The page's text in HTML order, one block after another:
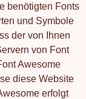
benötigten Fonts
und Symbole
der von Ihnen
von Font
Awesome
diese Website
erfolgt